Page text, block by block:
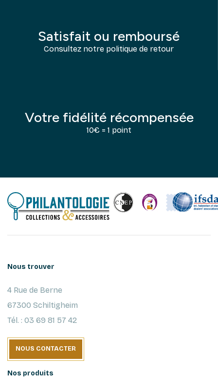
Satisfait ou remboursé
Consultez notre politique de retour
Votre fidélité récompensée
10€ = 1 point
Nous trouver
4 Rue de Berne
67300 Schiltigheim
Tél. : 03 69 81 57 42
NOUS CONTACTER
Nos produits